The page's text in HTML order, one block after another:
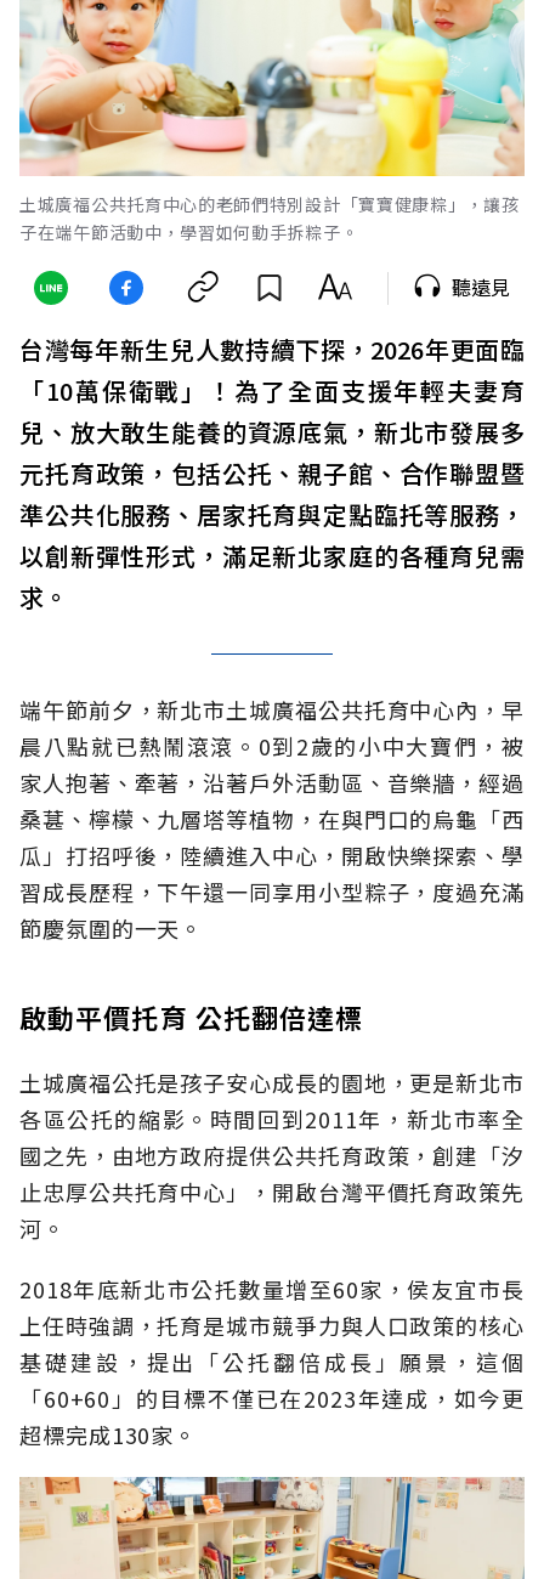
土城廣福公共托育中心的老師們特別設計「寶寶健康粽」，讓孩
子在端午節活動中，學習如何動手拆粽子。
聽遠見
台灣每年新生兒人數持續下探，2026年更面臨
「10萬保衛戰」！為了全面支援年輕夫妻育
兒、放大敢生能養的資源底氣，新北市發展多
元托育政策，包括公托、親子館、合作聯盟暨
準公共化服務、居家托育與定點臨托等服務，
以創新彈性形式，滿足新北家庭的各種育兒需
求。
端午節前夕，新北市土城廣福公共托育中心內，早
晨八點就已熱鬧滾滾。0到2歲的小中大寶們，被
家人抱著、牽著，沿著戶外活動區、音樂牆，經過
桑葚、檸檬、九層塔等植物，在與門口的烏龜「西
瓜」打招呼後，陸續進入中心，開啟快樂探索、學
習成長歷程，下午還一同享用小型粽子，度過充滿
節慶氛圍的一天。
啟動平價托育 公托翻倍達標
土城廣福公托是孩子安心成長的園地，更是新北市
各區公托的縮影。時間回到2011年，新北市率全
國之先，由地方政府提供公共托育政策，創建「汐
止忠厚公共托育中心」，開啟台灣平價托育政策先
河。
2018年底新北市公托數量增至60家，侯友宜市長
上任時強調，托育是城市競爭力與人口政策的核心
基礎建設，提出「公托翻倍成長」願景，這個
「60+60」的目標不僅已在2023年達成，如今更
超標完成130家。